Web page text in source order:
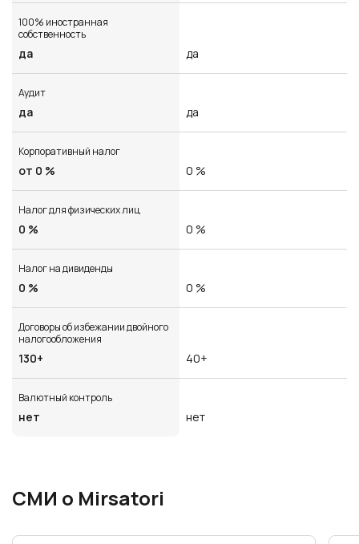
100% иностранная
собственность
да да
Аудит
да да
Корпоративный налог
от 0 % 0 %
Налог для физических лиц
0 % 0 %
Налог на дивиденды
0 % 0 %
Договоры об избежании двойного
налогообложения
130+ 40+
Валютный контроль
нет нет
СМИ о Mirsatori